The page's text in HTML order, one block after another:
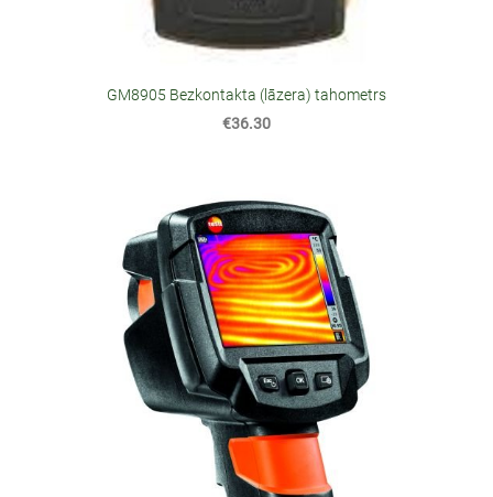
GM8905 Bezkontakta (lāzera) tahometrs
€36.30